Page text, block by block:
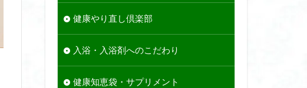
健康やり直し倶楽部
入浴・入浴剤へのこだわり
健康知恵袋・サプリメント